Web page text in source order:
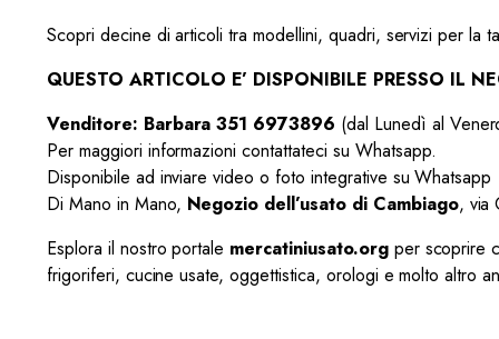
Scopri decine di articoli tra modellini, quadri, servizi per la
QUESTO ARTICOLO E’ DISPONIBILE PRESSO IL
Venditore: Barbara 351 6973896 (dal Lunedì al
Per maggiori informazioni contattateci su Whatsapp.
Disponibile ad inviare video o foto integrative su Whatsapp
Di Mano in Mano, Negozio dell’usato di Cambiago, via
Esplora il nostro portale mercatiniusato.orgper scoprire
frigoriferi, cucine usate, oggettistica, orologi e molto altro